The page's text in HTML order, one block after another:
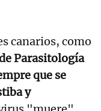
canarios, como
Parasitología
que se
y